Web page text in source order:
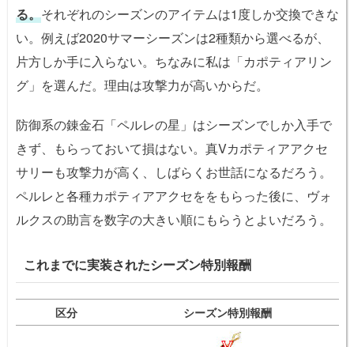
る。それぞれのシーズンのアイテムは1度しか交換できな
い。例えば2020サマーシーズンは2種類から選べるが、
片方しか手に入らない。ちなみに私は「カポティアリン
グ」を選んだ。理由は攻撃力が高いからだ。
防御系の錬金石「ペルレの星」はシーズンでしか入手で
きず、もらっておいて損はない。真Vカポティアアクセ
サリーも攻撃力が高く、しばらくお世話になるだろう。
ペルレと各種カポティアアクセををもらった後に、ヴォ
ルクスの助言を数字の大きい順にもらうとよいだろう。
これまでに実装されたシーズン特別報酬
区分 シーズン特別報酬